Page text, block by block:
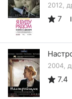
2012,
7
2004,
7.4